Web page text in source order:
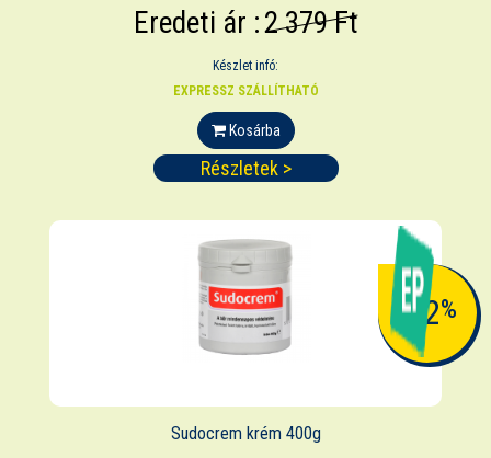
Eredeti ár :2 379 Ft
Készlet infó:
EXPRESSZ SZÁLLÍTHATÓ
Kosárba
Részletek >
-12%
Sudocrem krém 400g